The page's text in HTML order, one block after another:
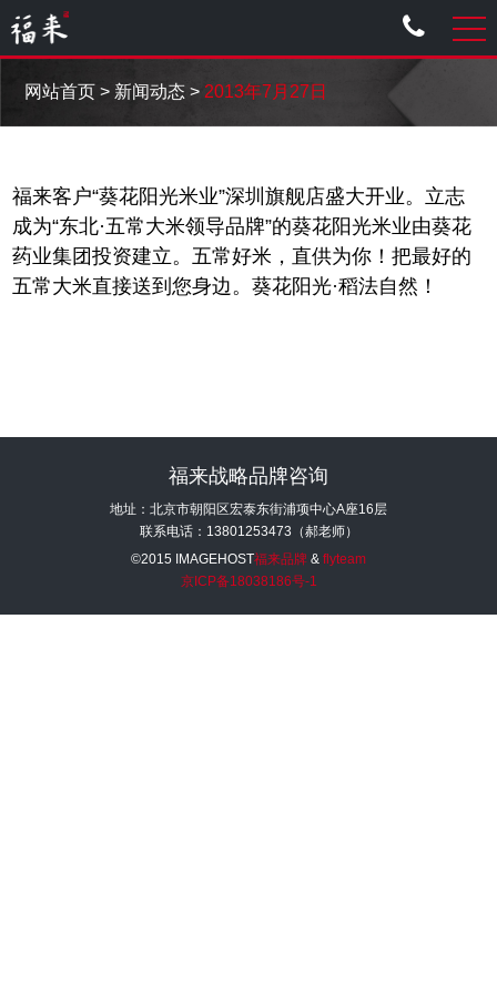
网站首页 > 新闻动态 > 2013年7月27日
福来客户“葵花阳光米业”深圳旗舰店盛大开业。立志
成为“东北·五常大米领导品牌”的葵花阳光米业由葵花
药业集团投资建立。五常好米，直供为你！把最好的
五常大米直接送到您身边。葵花阳光·稻法自然！
福来战略品牌咨询
地址：北京市朝阳区宏泰东街浦项中心A座16层
联系电话：13801253473（郝老师）
©2015 IMAGEHOST福来品牌 & flyteam
京ICP备18038186号-1